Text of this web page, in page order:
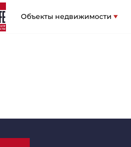
Объекты недвижимости